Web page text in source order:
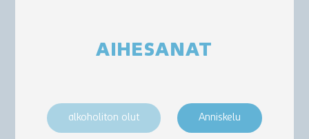
AIHESANAT
alkoholiton olut Anniskelu